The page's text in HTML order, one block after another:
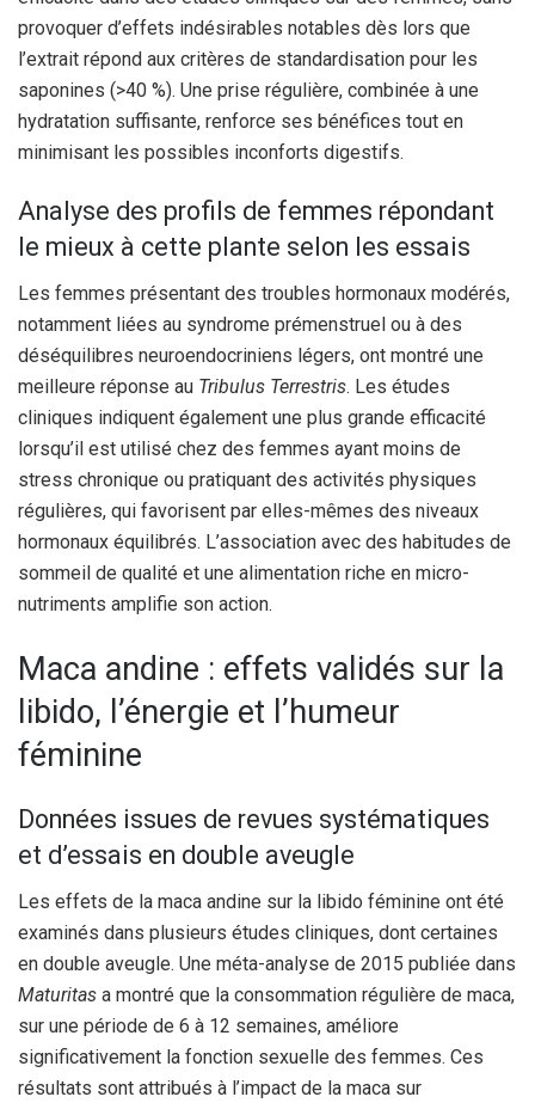
provoquer d’effets indésirables notables dès lors que
l’extrait répond aux critères de standardisation pour les
saponines (>40 %). Une prise régulière, combinée à une
hydratation suffisante, renforce ses bénéfices tout en
minimisant les possibles inconforts digestifs.
Analyse des profils de femmes répondant
le mieux à cette plante selon les essais
Les femmes présentant des troubles hormonaux modérés,
notamment liées au syndrome prémenstruel ou à des
déséquilibres neuroendocriniens légers, ont montré une
meilleure réponse au Tribulus Terrestris. Les études
cliniques indiquent également une plus grande efficacité
lorsqu’il est utilisé chez des femmes ayant moins de
stress chronique ou pratiquant des activités physiques
régulières, qui favorisent par elles-mêmes des niveaux
hormonaux équilibrés. L’association avec des habitudes de
sommeil de qualité et une alimentation riche en micro-
nutriments amplifie son action.
Maca andine : effets validés sur la
libido, l’énergie et l’humeur
féminine
Données issues de revues systématiques
et d’essais en double aveugle
Les effets de la maca andine sur la libido féminine ont été
examinés dans plusieurs études cliniques, dont certaines
en double aveugle. Une méta-analyse de 2015 publiée dans
Maturitas a montré que la consommation régulière de maca,
sur une période de 6 à 12 semaines, améliore
significativement la fonction sexuelle des femmes. Ces
résultats sont attribués à l’impact de la maca sur